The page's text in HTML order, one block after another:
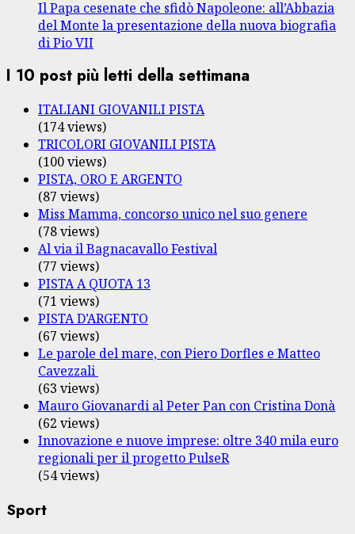
Il Papa cesenate che sfidò Napoleone: all’Abbazia
del Monte la presentazione della nuova biografia
di Pio VII
I 10 post più letti della settimana
ITALIANI GIOVANILI PISTA
(174 views)
TRICOLORI GIOVANILI PISTA
(100 views)
PISTA, ORO E ARGENTO
(87 views)
Miss Mamma, concorso unico nel suo genere
(78 views)
Al via il Bagnacavallo Festival
(77 views)
PISTA A QUOTA 13
(71 views)
PISTA D’ARGENTO
(67 views)
Le parole del mare, con Piero Dorfles e Matteo
Cavezzali
(63 views)
Mauro Giovanardi al Peter Pan con Cristina Donà
(62 views)
Innovazione e nuove imprese: oltre 340 mila euro
regionali per il progetto PulseR
(54 views)
Sport